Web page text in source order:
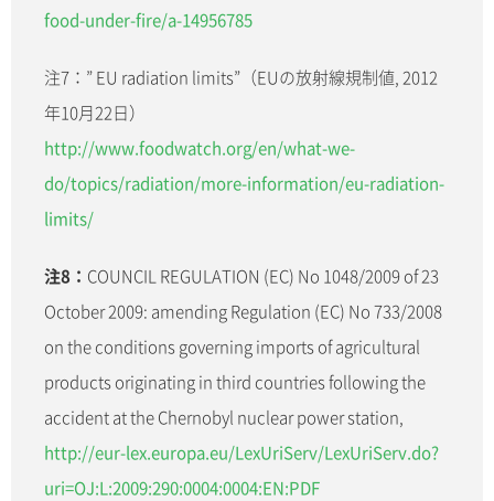
food-under-fire/a-14956785
注7：” EU radiation limits”（EUの放射線規制値, 2012
年10月22日）
http://www.foodwatch.org/en/what-we-
do/topics/radiation/more-information/eu-radiation-
limits/
注8： COUNCIL REGULATION (EC) No 1048/2009 of 23
October 2009: amending Regulation (EC) No 733/2008
on the conditions governing imports of agricultural
products originating in third countries following the
accident at the Chernobyl nuclear power station,
http://eur-lex.europa.eu/LexUriServ/LexUriServ.do?
uri=OJ:L:2009:290:0004:0004:EN:PDF